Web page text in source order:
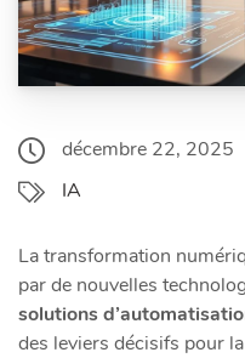
décembre 22, 2025
IA
La transformation
par de nouvelles
solutions
des leviers décisifs pour